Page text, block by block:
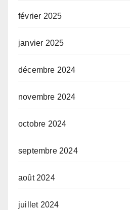
février 2025
janvier 2025
décembre 2024
novembre 2024
octobre 2024
septembre 2024
août 2024
juillet 2024